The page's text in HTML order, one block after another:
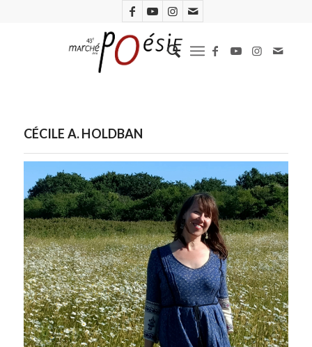
CÉCILE A. HOLDBAN
Cécile A. Holdban (Anna Gillybœuf)